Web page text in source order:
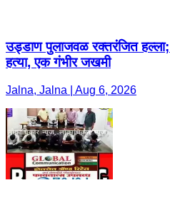
उड्डाण पुलाजवळ रक्तरंजित हल्ला;
हत्या, एक गंभीर जखमी
Jalna, Jalna | Aug 6, 2026